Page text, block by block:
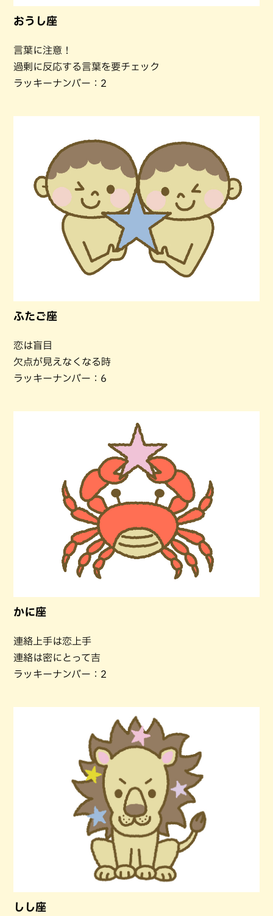
おうし座
言葉に注意！
過剰に反応する言葉を要チェック
ラッキーナンバー：2
ふたご座
恋は盲目
欠点が見えなくなる時
ラッキーナンバー：6
かに座
連絡上手は恋上手
連絡は密にとって吉
ラッキーナンバー：2
しし座